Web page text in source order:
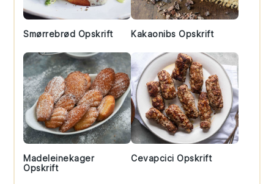
Smørrebrød Opskrift Kakaonibs Opskrift
Madeleinekager
Opskrift
Cevapcici Opskrift